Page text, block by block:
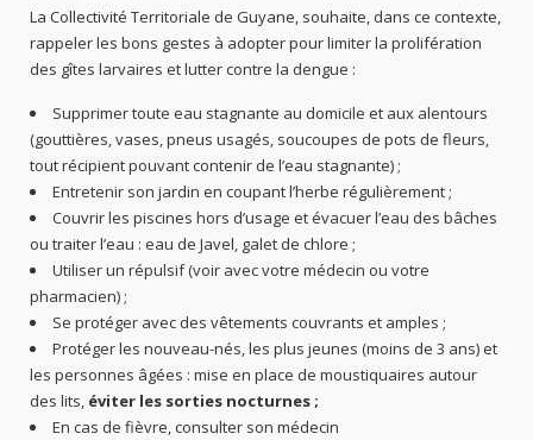
La Collectivité Territoriale de Guyane, souhaite, dans ce contexte,
rappeler les bons gestes à adopter pour limiter la prolifération
des gîtes larvaires et lutter contre la dengue :
Supprimer toute eau stagnante au domicile et aux alentours
(gouttières, vases, pneus usagés, soucoupes de pots de fleurs,
tout récipient pouvant contenir de l’eau stagnante) ;
Entretenir son jardin en coupant l’herbe régulièrement ;
Couvrir les piscines hors d’usage et évacuer l’eau des bâches
ou traiter l’eau : eau de Javel, galet de chlore ;
Utiliser un répulsif (voir avec votre médecin ou votre
pharmacien) ;
Se protéger avec des vêtements couvrants et amples ;
Protéger les nouveau-nés, les plus jeunes (moins de 3 ans) et
les personnes âgées : mise en place de moustiquaires autour
des lits, éviter les sorties nocturnes ;
En cas de fièvre, consulter son médecin